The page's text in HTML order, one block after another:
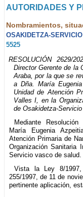
AUTORIDADES Y
Nombramientos,
OSAKIDETZA-
5525
RESOLUCIÓN 2629/
Director Gerente de la
Araba, por la que se
a Dña. María
Unidad de Atención
Valles I, en la
de Osakidetza-
Mediante
María Eugenia
Atención Primaria de
Organización Sanitaria
Servicio vasco de salud.
Vista la Ley 8/
255/1997, de 11 de
pertinente aplicación,